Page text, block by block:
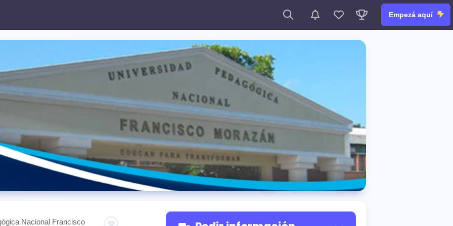
Empezá aquí
Nacional Francisco